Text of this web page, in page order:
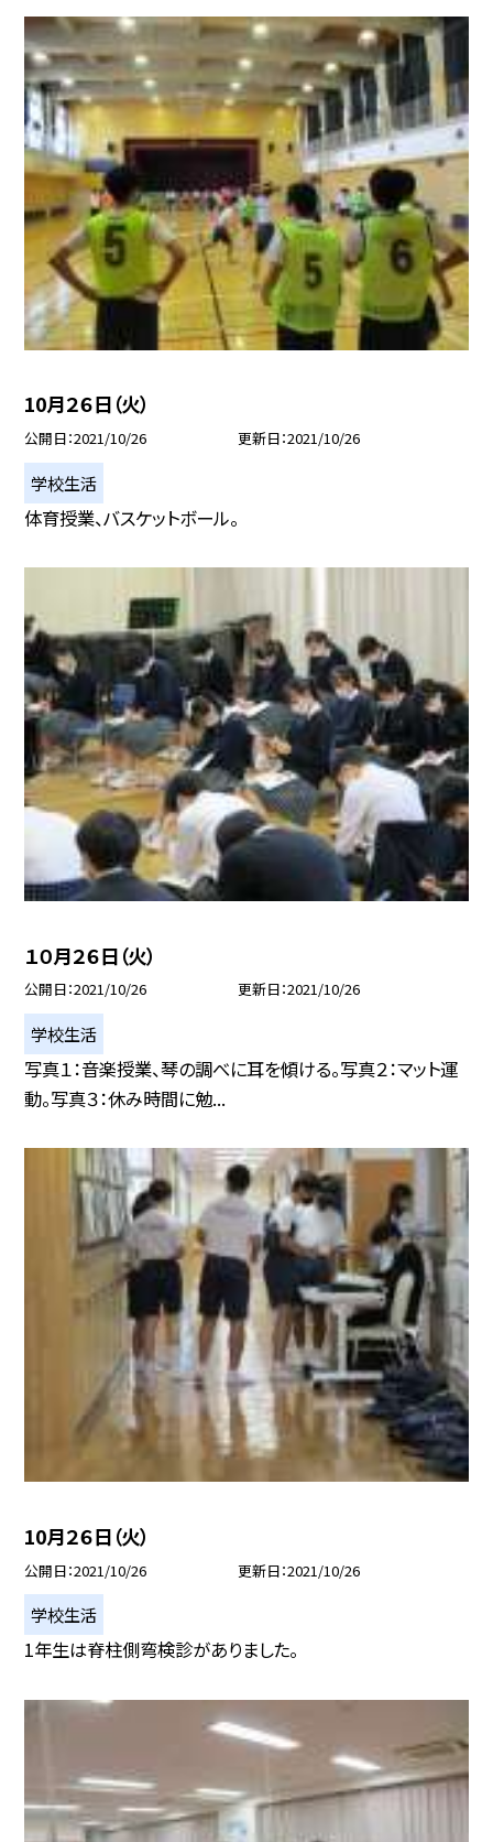
10月２６日（火）
公開日 2021/10/26 更新日 2021/10/26
学校生活
体育授業、バスケットボール。
１０月２６日（火）
公開日 2021/10/26 更新日 2021/10/26
学校生活
写真１：音楽授業、琴の調べに耳を傾ける。写真２：マット運
動。写真３：休み時間に勉...
10月２６日（火）
公開日 2021/10/26 更新日 2021/10/26
学校生活
1年生は脊柱側弯検診がありました。